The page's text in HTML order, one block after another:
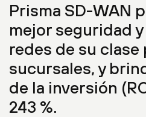
Prisma SD-WAN
mejor seguridad
redes de su clase
sucursales, y
de la inversión
243 %.